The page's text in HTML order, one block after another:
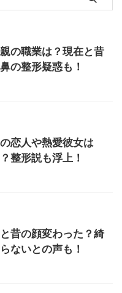
の職業は？現在と昔
の整形疑惑も！
恋人や熱愛彼女は
整形説も浮上！
昔の顔変わった？綺
ないとの声も！